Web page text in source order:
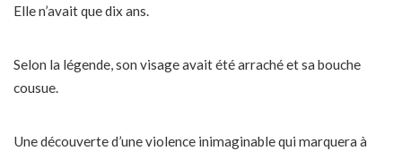
Elle n’avait que dix ans.
Selon la légende, son visage avait été arraché et sa bouche
cousue.
Une découverte d’une violence inimaginable qui marquera à